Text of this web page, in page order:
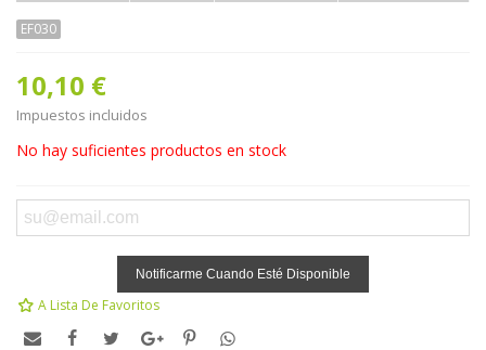
EF030
10,10 €
Impuestos incluidos
No hay suficientes productos en stock
Notificarme Cuando Esté Disponible
A Lista De Favoritos